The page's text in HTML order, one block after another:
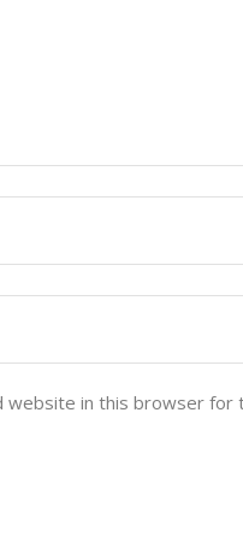
website in this browser